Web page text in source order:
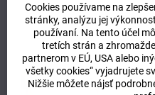
Martina Gebhardt krém s
bambuckým maslom 50ml
Skladom
20 €
Cookies používame na
stránky, analýzu jej
používaní. Na tento účel
tretích strán a
partnerom v EÚ, USA alebo
všetky cookies“ vyjadrujete
Nižšie môžete nájsť